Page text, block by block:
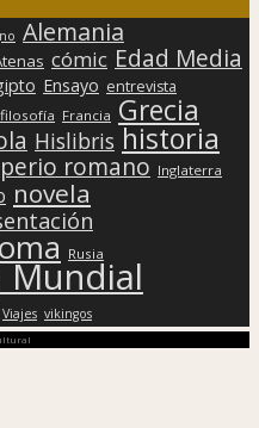
Alemania
cómic Edad Media
Ensayo entrevista
filosofía Francia Grecia
Hislibris historia
romano Inglaterra
novela
Rusia
Mundial
Viajes vikingos